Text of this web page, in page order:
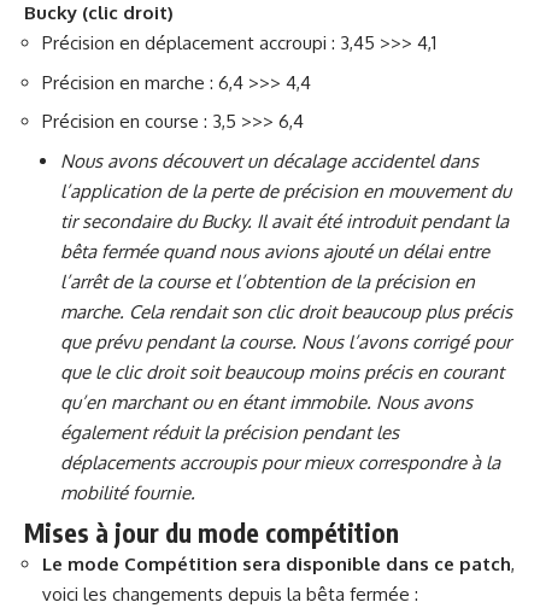
Bucky (clic droit)
Précision en déplacement accroupi : 3,45 >>> 4,1
Précision en marche : 6,4 >>> 4,4
Précision en course : 3,5 >>> 6,4
Nous avons découvert un décalage accidentel dans
l’application de la perte de précision en mouvement du
tir secondaire du Bucky. Il avait été introduit pendant la
bêta fermée quand nous avions ajouté un délai entre
l’arrêt de la course et l’obtention de la précision en
marche. Cela rendait son clic droit beaucoup plus précis
que prévu pendant la course. Nous l’avons corrigé pour
que le clic droit soit beaucoup moins précis en courant
qu’en marchant ou en étant immobile. Nous avons
également réduit la précision pendant les
déplacements accroupis pour mieux correspondre à la
mobilité fournie.
Mises à jour du mode compétition
Le mode Compétition sera disponible dans ce patch,
voici les changements depuis la bêta fermée :